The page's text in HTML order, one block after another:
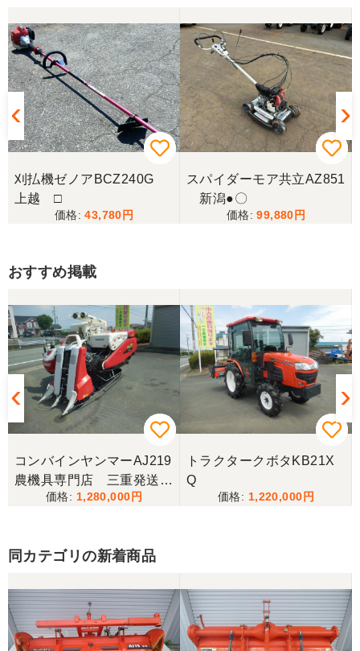
刈払機ゼノアBCZ240G
上越 □
43,780
スパイダーモア共立AZ851
新潟●〇
99,880
おすすめ掲載
コンバインヤンマーAJ219
農機具専門店 三重発送整
備済み
1,280,000
トラクタークボタKB21X
Q
1,220,000
同カテゴリの新着商品